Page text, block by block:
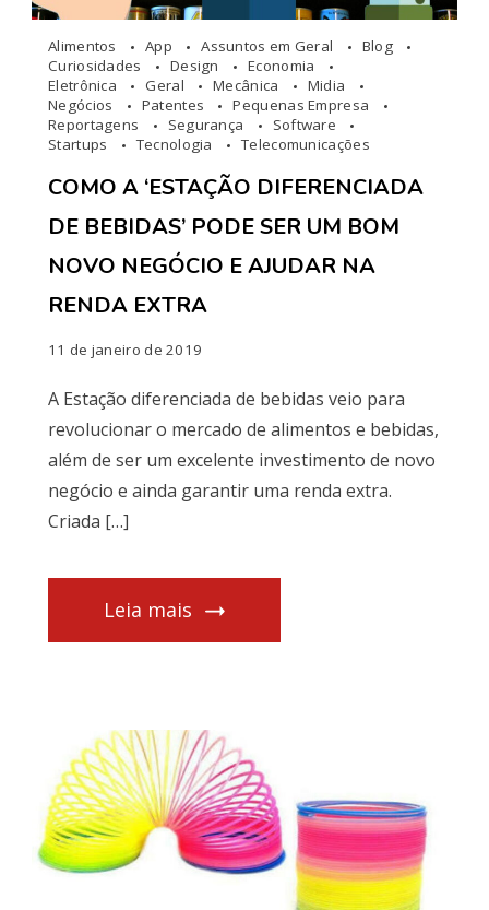
Alimentos App Assuntos em Geral
Blog
Curiosidades
Design
Economia
Eletrônica
Geral Mecânica
Midia
Negócios
Patentes
Pequenas Empresa
Reportagens
Segurança
Software
Startups
Tecnologia Telecomunicações
COMO A ‘ESTAÇÃO DIFERENCIADA
DE BEBIDAS’ PODE SER UM BOM
NOVO NEGÓCIO E AJUDAR NA
RENDA EXTRA
11 de janeiro de 2019
A Estação diferenciada de bebidas veio para
revolucionar o mercado de alimentos e bebidas,
além de ser um excelente investimento de novo
negócio e ainda garantir uma renda extra.
Criada […]
Leia mais